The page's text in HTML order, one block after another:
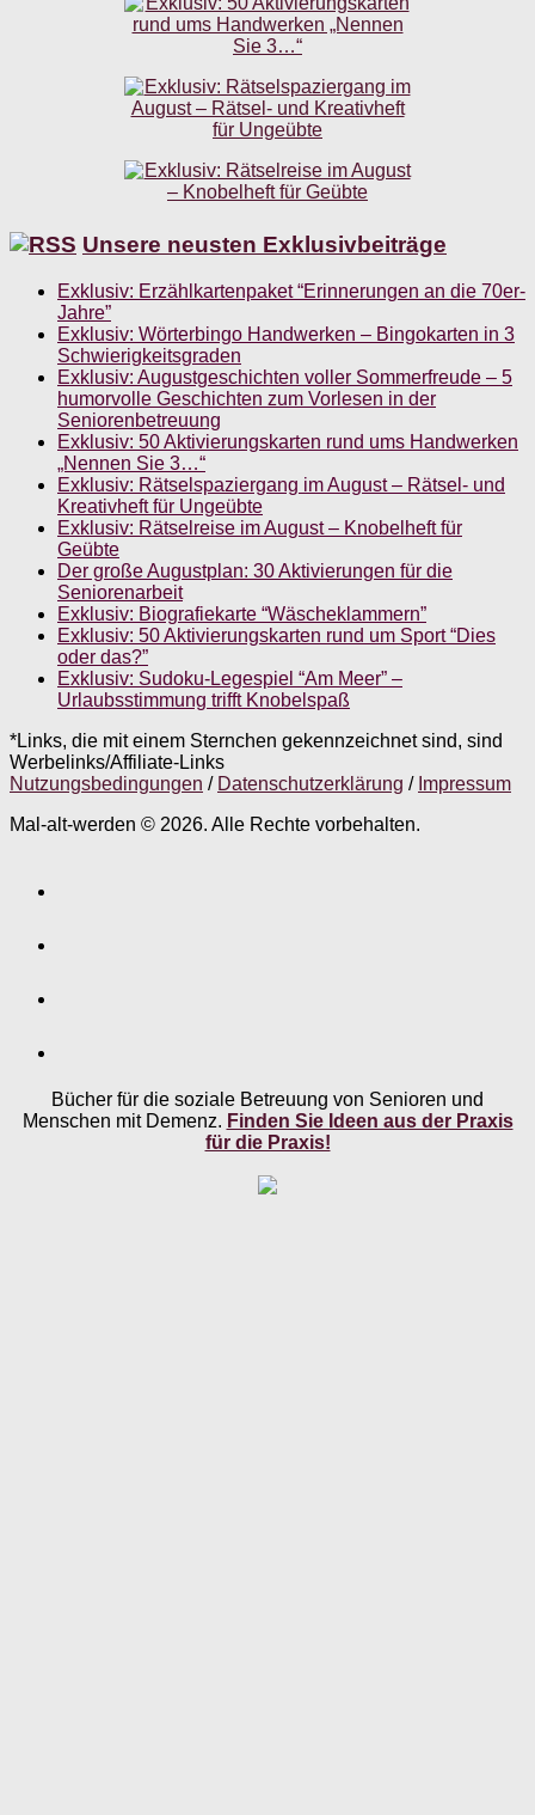
Unsere neusten Exklusivbeiträge
Exklusiv: Erzählkartenpaket “Erinnerungen an die 70er-
Jahre”
Exklusiv: Wörterbingo Handwerken – Bingokarten in 3
Schwierigkeitsgraden
Exklusiv: Augustgeschichten voller Sommerfreude – 5
humorvolle Geschichten zum Vorlesen in der
Seniorenbetreuung
Exklusiv: 50 Aktivierungskarten rund ums Handwerken
„Nennen Sie 3…“
Exklusiv: Rätselspaziergang im August – Rätsel- und
Kreativheft für Ungeübte
Exklusiv: Rätselreise im August – Knobelheft für
Geübte
Der große Augustplan: 30 Aktivierungen für die
Seniorenarbeit
Exklusiv: Biografiekarte “Wäscheklammern”
Exklusiv: 50 Aktivierungskarten rund um Sport “Dies
oder das?”
Exklusiv: Sudoku-Legespiel “Am Meer” –
Urlaubsstimmung trifft Knobelspaß
*Links, die mit einem Sternchen gekennzeichnet sind, sind
Werbelinks/Affiliate-Links
Nutzungsbedingungen / Datenschutzerklärung / Impressum
Mal-alt-werden © 2026. Alle Rechte vorbehalten.
Bücher für die soziale Betreuung von Senioren und
Menschen mit Demenz. Finden Sie Ideen aus der Praxis
für die Praxis!